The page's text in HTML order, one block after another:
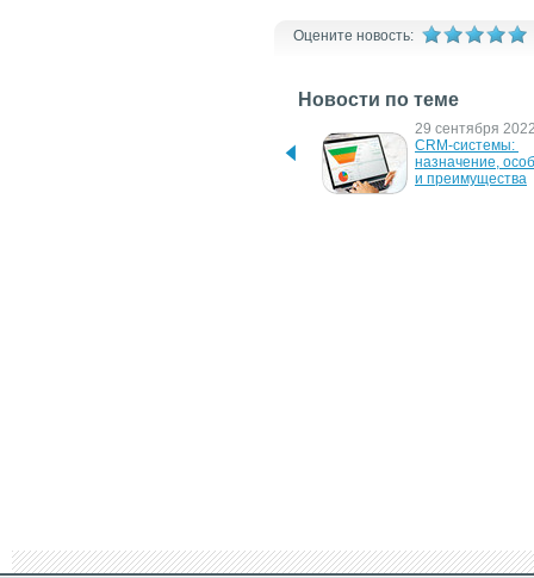
Оцените новость:
Новости по теме
Продвижение в Тиктоке:
стратегии для 2024 года
29 сентября
CRM-системы:
назначение,
и преимущества